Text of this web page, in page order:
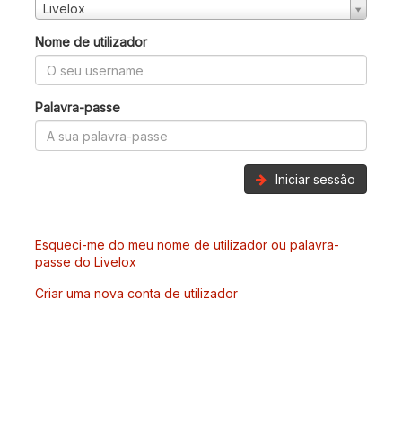
Livelox
Nome de utilizador
Palavra-passe
Iniciar sessão
Esqueci-me do meu nome de utilizador ou palavra-
passe do Livelox
Criar uma nova conta de utilizador